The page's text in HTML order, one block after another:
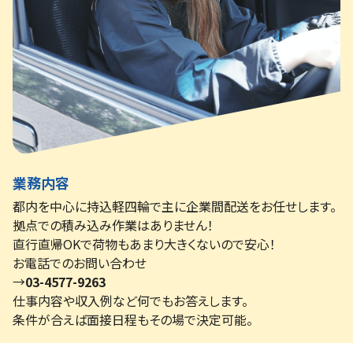
業務内容
都内を中心に持込軽四輪で主に企業間配送をお任せします。
拠点での積み込み作業はありません！
直行直帰OKで荷物もあまり大きくないので安心！
お電話でのお問い合わせ
→03-4577-9263
仕事内容や収入例など何でもお答えします。
条件が合えば面接日程もその場で決定可能。